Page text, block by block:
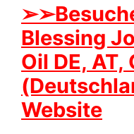
➢
Blessing
Oil DE, AT,
Website